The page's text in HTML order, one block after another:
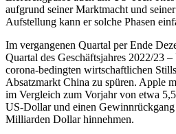
aufgrund seiner Marktmacht und
Aufstellung kann er solche Phasen
Im vergangenen Quartal per Ende
Quartal des Geschäftsjahres 2022/23
corona-bedingten wirtschaftlichen
Absatzmarkt China zu spüren. Apple
im Vergleich zum Vorjahr von etwa
US-Dollar und einen
Milliarden Dollar hinnehmen.